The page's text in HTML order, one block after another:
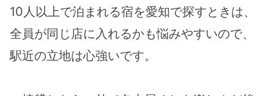
10人以上で泊まれる宿を愛知で探すときは、
全員が同じ店に入れるかも悩みやすいので、
駅近の立地は心強いです。